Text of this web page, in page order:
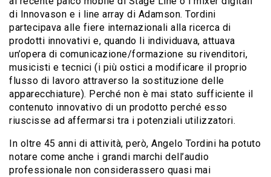
di Innovason e i line array di Adamson. Tordini
partecipava alle fiere internazionali alla ricerca di
prodotti innovativi e, quando li individuava, attuava
un’opera di comunicazione/formazione su rivenditori,
musicisti e tecnici (i più ostici a modificare il proprio
flusso di lavoro attraverso la sostituzione delle
apparecchiature). Perché non è mai stato sufficiente il
contenuto innovativo di un prodotto perché esso
riuscisse ad affermarsi tra i potenziali utilizzatori.
In oltre 45 anni di attività, però, Angelo Tordini ha potuto
notare come anche i grandi marchi dell’audio
professionale non considerassero quasi mai